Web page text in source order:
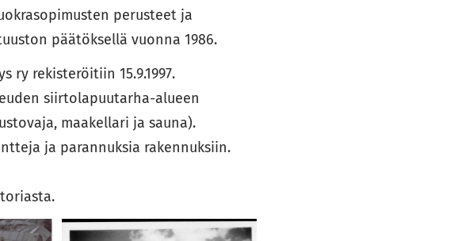
perusteet ja
päätöksellä vuonna 1986.
ry rekisteröitiin 15.9.1997.
siirtolapuutarha-alueen
maakellari ja sauna).
ja parannuksia rakennuksiin.